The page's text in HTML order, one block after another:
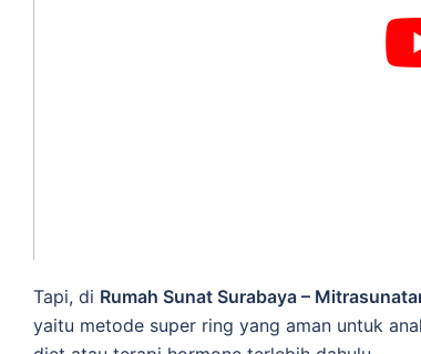
Tapi, di Rumah Sunat Surabaya –
yaitu metode super ring yang aman untuk